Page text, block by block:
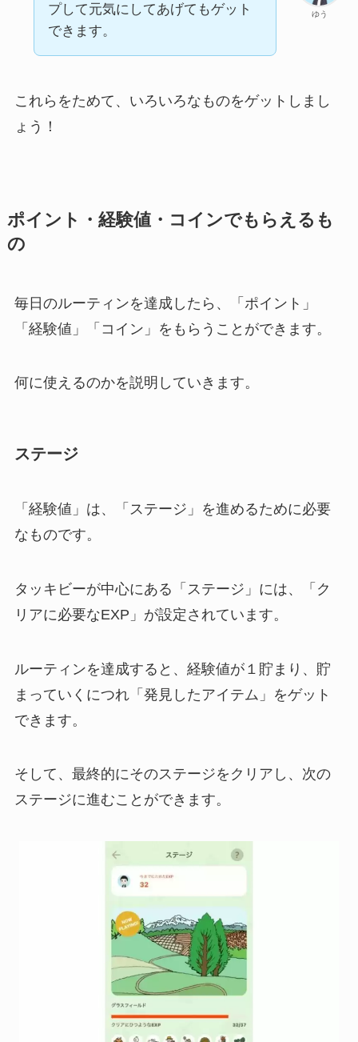
ゆう
プして元気にしてあげてもゲット
できます。
これらをためて、いろいろなものをゲットしまし
ょう！
ポイント・経験値・コインでもらえるも
の
毎日のルーティンを達成したら、「ポイント」
「経験値」「コイン」をもらうことができます。
何に使えるのかを説明していきます。
ステージ
「経験値」は、「ステージ」を進めるために必要
なものです。
タッキビーが中心にある「ステージ」には、「ク
リアに必要なEXP」が設定されています。
ルーティンを達成すると、経験値が１貯まり、貯
まっていくにつれ「発見したアイテム」をゲット
できます。
そして、最終的にそのステージをクリアし、次の
ステージに進むことができます。